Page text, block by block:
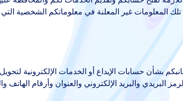
المعلومات غير المعلنة في معلوماتكم الشخصية
بشأن حسابات الإيداع أو الخدمات الإلكترونية
والبريد الإلكتروني والعنوان وأرقام الهاتف